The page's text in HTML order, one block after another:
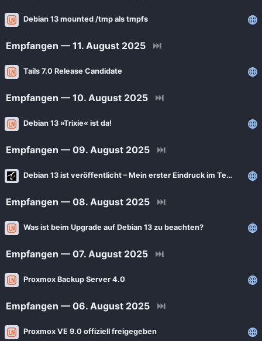
Got tty
ITrig
Koflers Blog
Linux Guides
Soeren-Hentzschel.at
VNotes
Heise Open Source
Linux-Magazin
LinuxCommunity
MichlFranken
OSB Alliance
Debian 13 mounted /tmp als tmpfs
Empfangen — 11. August 2025 ⏭
Tails 7.0 Release Candidate
Empfangen — 10. August 2025 ⏭
Debian 13 »Trixie« ist da!
Empfangen — 09. August 2025 ⏭
Debian 13 ist veröffentlicht – Mein erster Eindruck im Test!
Empfangen — 08. August 2025 ⏭
Was ist beim Upgrade auf Debian 13 zu beachten?
Empfangen — 07. August 2025 ⏭
Proxmox Backup Server 4.0
Empfangen — 06. August 2025 ⏭
Proxmox VE 9.0 offiziell freigegeben